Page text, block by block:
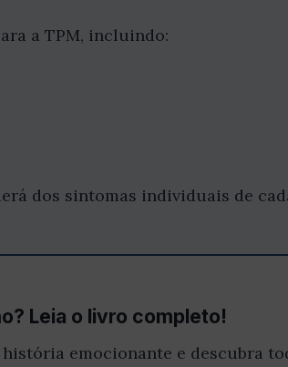
a TPM, incluindo:
dos sintomas individuais de
Leia o livro completo!
emocionante e descubra